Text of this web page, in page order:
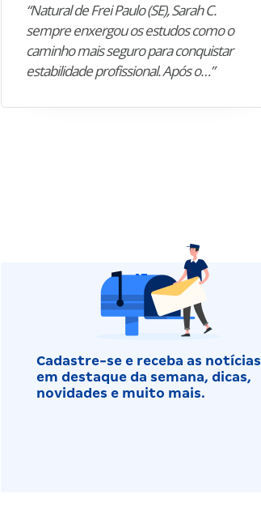
“Natural de Frei Paulo (SE), Sarah C.
sempre enxergou os estudos como o
caminho mais seguro para conquistar
estabilidade profissional. Após o…”
Cadastre-se e receba as notícias
em destaque da semana, dicas,
novidades e muito mais.